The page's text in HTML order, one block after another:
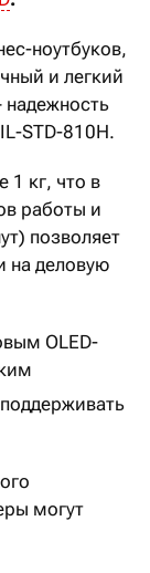
ноутбуков,
и легкий
надежность
STD-810H.
1 кг, что в
работы и
позволяет
на деловую
OLED-
могут